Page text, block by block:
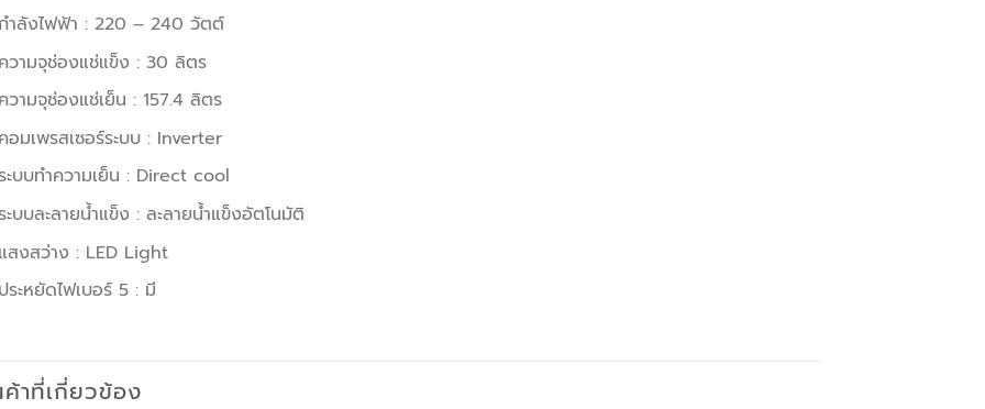
ำลังไฟฟ้า : 220 – 240 วัตต์
วามจุช่องแช่แข็ง : 30 ลิตร
วามจุช่องแช่เย็น : 157.4 ลิตร
อมเพรสเซอร์ระบบ : Inverter
ะบบทำความเย็น : Direct cool
ะบบละลายน้ำแข็ง : ละลายน้ำแข็งอัตโนมัติ
สงสว่าง : LED Light
ระหยัดไฟเบอร์ 5 : มี
าที่เกี่ยวข้อง